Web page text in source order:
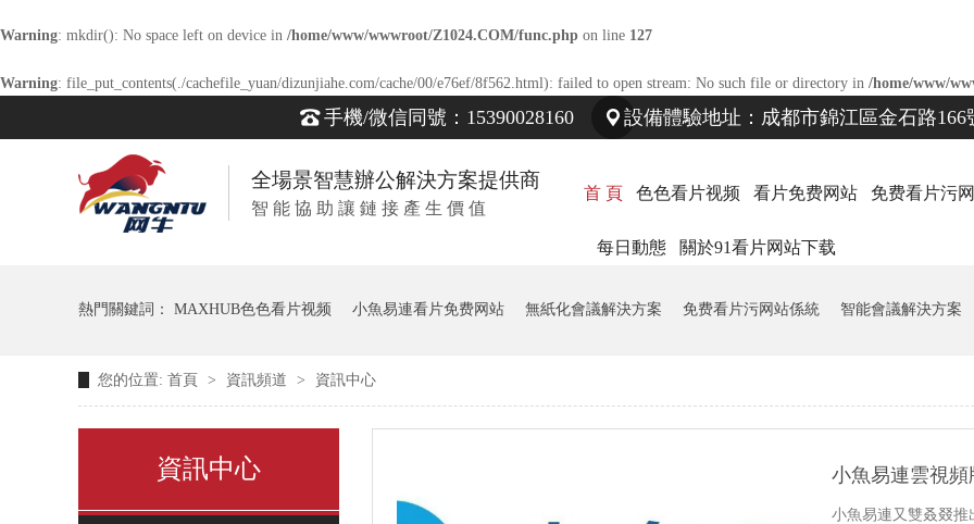
Warning: mkdir(): No space left on device in /home/www/wwwroot/Z1024.COM/func.php on line 127
Warning: file_put_contents(./cachefile_yuan/dizunjiahe.com/cache/00/e76ef/8f562.html): failed to open stream: No such file or directory in /home/www/
手機/微信同號：15390028160 設備體驗地址：成都市錦江區金石路166
全場景智慧辦公解決方案提供商
智 能 協 助 讓 鏈 接 產 生 價 值
首 頁 色色看片视频 看片免费网站 免费看片污
每日動態 關於91看片网站下载
熱門關鍵詞： MAXHUB色色看片视频 小魚易連看片免费网站 無紙化會議解決方案 免费看片污网站係統 智能會議解決方案
您的位置: 首頁 > 資訊頻道 > 資訊中心
資訊中心 小魚易連雲視頻
小魚易連又雙叒叕推